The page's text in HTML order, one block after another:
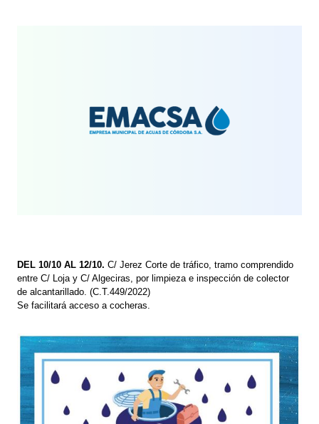
DEL 10/10 AL 12/10.C/ Jerez Corte de tráfico, tramo comprendido
entre C/ Loja y C/ Algeciras, por limpieza e inspección de colector
de alcantarillado. (C.T.449/2022)
Se facilitará acceso a cocheras.